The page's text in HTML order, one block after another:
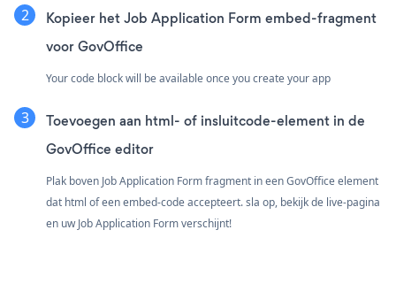
Kopieer het Job Application Form embed-fragment
voor GovOffice
Your code block will be available once you create your app
Toevoegen aan html- of insluitcode-element in de
GovOffice editor
Plak boven Job Application Form fragment in een GovOffice element
dat html of een embed-code accepteert. sla op, bekijk de live-pagina
en uw Job Application Form verschijnt!